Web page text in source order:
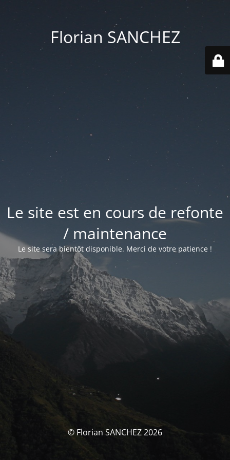
Florian SANCHEZ
Le site est en cours de refonte
/ maintenance
Le site sera bientôt disponible. Merci de votre patience !
© Florian SANCHEZ 2026